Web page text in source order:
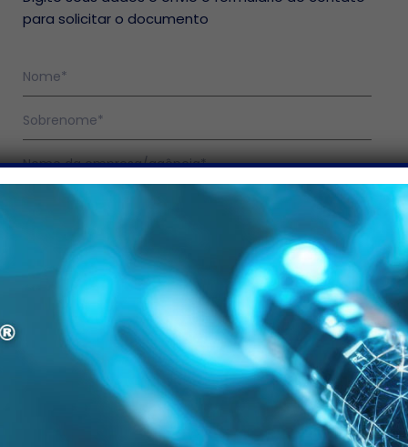
para solicitar o documento
Solicito que o departamento de vendas entre em
contato comigo SimNão
Yes No
Depois de ler a divulgação de privacidade, ao marcar
a caixa correspondente abaixo, autorizo a Empresa a
processar meus dados pessoais e de contato para os